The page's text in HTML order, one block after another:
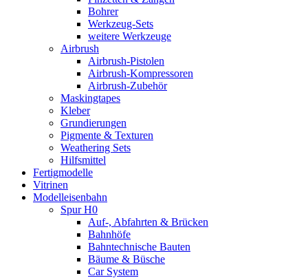
Bohrer
Werkzeug-Sets
weitere Werkzeuge
Airbrush
Airbrush-Pistolen
Airbrush-Kompressoren
Airbrush-Zubehör
Maskingtapes
Kleber
Grundierungen
Pigmente & Texturen
Weathering Sets
Hilfsmittel
Fertigmodelle
Vitrinen
Modelleisenbahn
Spur H0
Auf-, Abfahrten & Brücken
Bahnhöfe
Bahntechnische Bauten
Bäume & Büsche
Car System